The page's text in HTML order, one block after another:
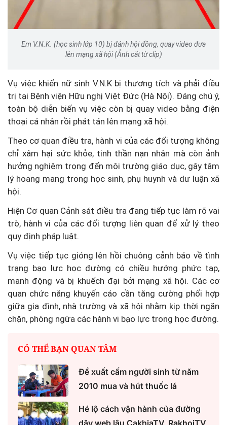
Em V.N.K. (học sinh lớp 10) bị đánh hội đồng, quay video đưa
lên mạng xã hội (Ảnh cắt từ clip)
Vụ việc khiến nữ sinh V.N.K bị thương tích và phải điều
trị tại Bệnh viện Hữu nghị Việt Đức (Hà Nội). Đáng chú ý,
toàn bộ diễn biến vụ việc còn bị quay video bằng điện
thoại cá nhân rồi phát tán lên mạng xã hội.
Theo cơ quan điều tra, hành vi của các đối tượng không
chỉ xâm hại sức khỏe, tinh thần nạn nhân mà còn ảnh
hưởng nghiêm trọng đến môi trường giáo dục, gây tâm
lý hoang mang trong học sinh, phụ huynh và dư luận xã
hội.
Hiện Cơ quan Cảnh sát điều tra đang tiếp tục làm rõ vai
trò, hành vi của các đối tượng liên quan để xử lý theo
quy định pháp luật.
Vụ việc tiếp tục gióng lên hồi chuông cảnh báo về tình
trạng bạo lực học đường có chiều hướng phức tạp,
manh động và bị khuếch đại bởi mạng xã hội. Các cơ
quan chức năng khuyến cáo cần tăng cường phối hợp
giữa gia đình, nhà trường và xã hội nhằm kịp thời ngăn
chặn, phòng ngừa các hành vi bạo lực trong học đường.
CÓ THỂ BẠN QUAN TÂM
Đề xuất cấm người sinh từ năm
2010 mua và hút thuốc lá
Hé lộ cách vận hành của đường
dây web lậu CakhiaTV, RakhoiTV